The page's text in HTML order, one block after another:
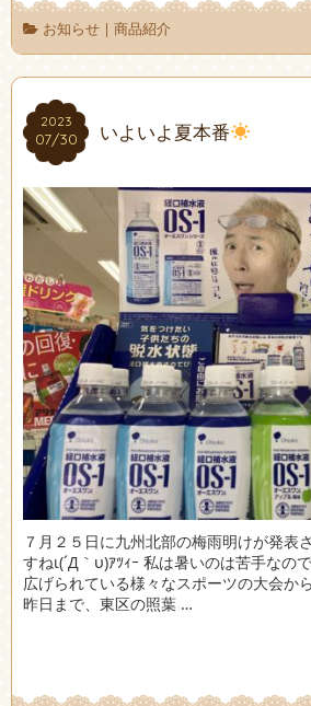
お知らせ| 商品紹介
2023
07/30
2023
07/30 いよいよ夏本番
７月２５日に九州北部の梅雨明けが発表
すねι(´Д｀υ)ｱﾂｨｰ 私は暑いのは苦手なの
広げられている様々なスポーツの大会か
昨日まで、東区の照葉 …